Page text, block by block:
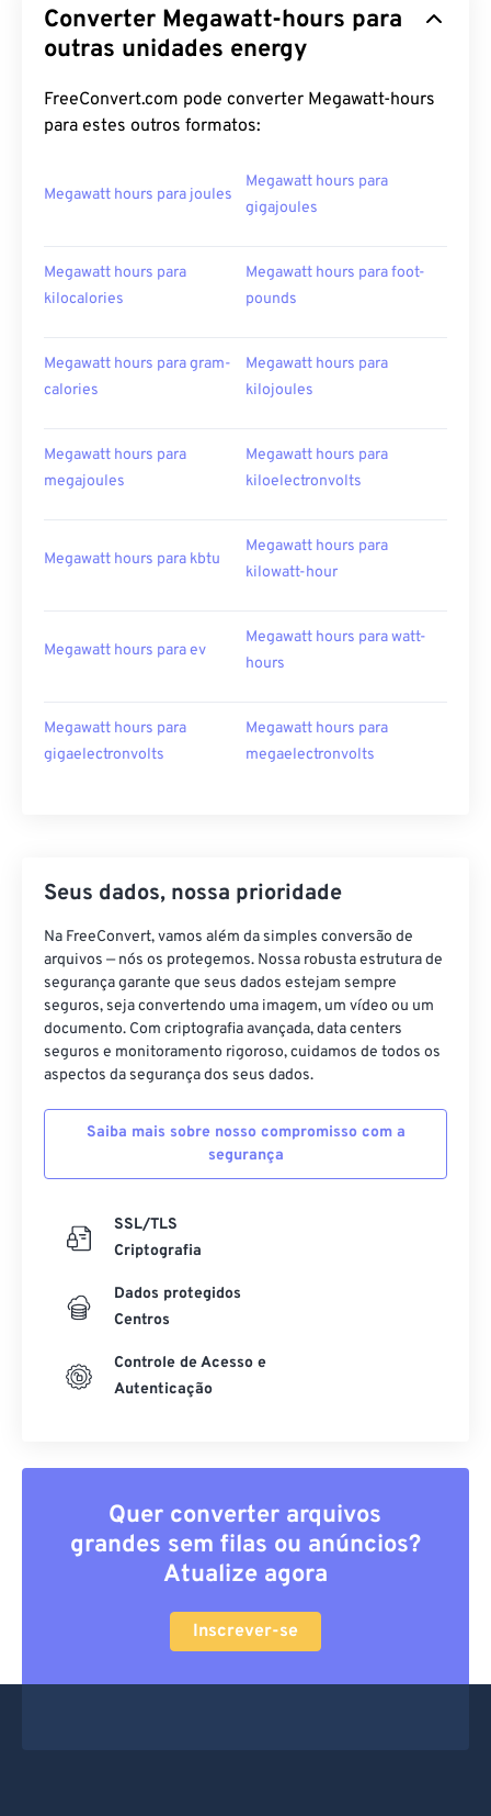
Converter Megawatt-hours para
outras unidades energy
FreeConvert.com pode converter Megawatt-hours
para estes outros formatos:
Megawatt hours para joules
Megawatt hours para
gigajoules
Megawatt hours para
kilocalories
Megawatt hours para foot-
pounds
Megawatt hours para gram-
calories
Megawatt hours para
kilojoules
Megawatt hours para
megajoules
Megawatt hours para
kiloelectronvolts
Megawatt hours para kbtu
Megawatt hours para
kilowatt-hour
Megawatt hours para ev
Megawatt hours para watt-
hours
Megawatt hours para
gigaelectronvolts
Megawatt hours para
megaelectronvolts
Seus dados, nossa prioridade
Na FreeConvert, vamos além da simples conversão de
arquivos — nós os protegemos. Nossa robusta estrutura de
segurança garante que seus dados estejam sempre
seguros, seja convertendo uma imagem, um vídeo ou um
documento. Com criptografia avançada, data centers
seguros e monitoramento rigoroso, cuidamos de todos os
aspectos da segurança dos seus dados.
Saiba mais sobre nosso compromisso com a
segurança
SSL/TLS
Criptografia
Dados protegidos
Centros
Controle de Acesso e
Autenticação
Quer converter arquivos
grandes sem filas ou anúncios?
Atualize agora
Inscrever-se